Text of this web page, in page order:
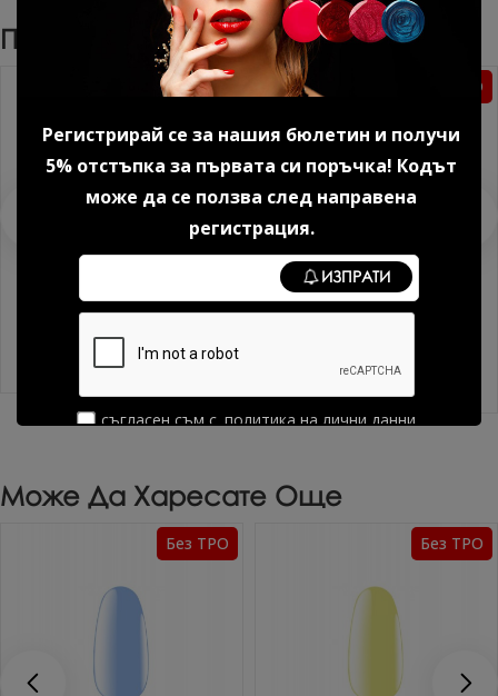
Регистрирай се за нашия бюлетин и получи
5% отстъпка за първата си поръчка! Кодът
може да се ползва след направена
регистрация.
ИЗПРАТИ
съгласен съм с политика на лични данни
Препоръчани Продукти
14.83 € (29.00 лв.)
Без TPO
10.69 € (20.91 лв.)
Може Да Харесате Още
Без TPO Без TPO